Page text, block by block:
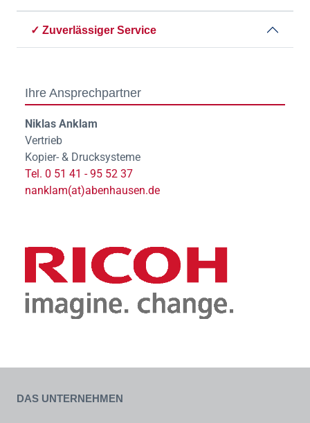
✓ Zuverlässiger Service
Ihre Ansprechpartner
Niklas Anklam
Vertrieb
Kopier- & Drucksysteme
Tel. 0 51 41 - 95 52 37
nanklam(at)abenhausen.de
Das Unternehmen